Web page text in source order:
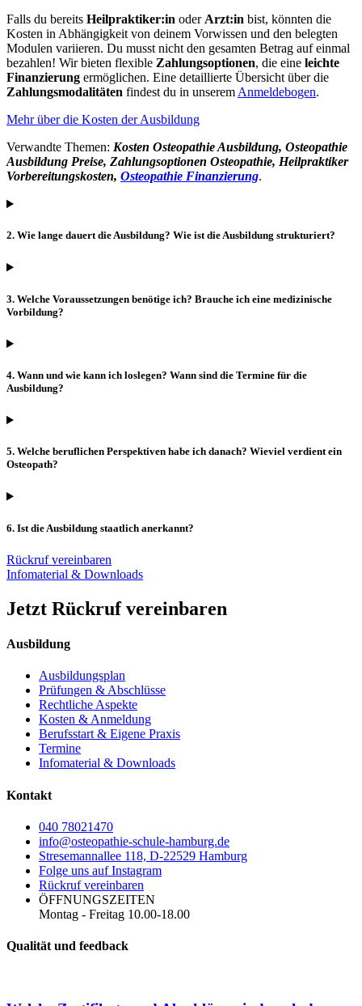
Falls du bereits Heilpraktiker:in oder Arzt:in bist, könnten die
Kosten in Abhängigkeit von deinem Vorwissen und den belegten
Modulen variieren. Du musst nicht den gesamten Betrag auf einmal
bezahlen! Wir bieten flexible Zahlungsoptionen, die eine leichte
Finanzierung ermöglichen. Eine detaillierte Übersicht über die
Zahlungsmodalitäten findest du in unserem Anmeldebogen.
Mehr über die Kosten der Ausbildung
Verwandte Themen: Kosten Osteopathie Ausbildung, Osteopathie
Ausbildung Preise, Zahlungsoptionen Osteopathie, Heilpraktiker
Vorbereitungskosten, Osteopathie Finanzierung.
2. Wie lange dauert die Ausbildung? Wie ist die Ausbildung strukturiert?
3. Welche Voraussetzungen benötige ich? Brauche ich eine medizinische
Vorbildung?
4. Wann und wie kann ich loslegen? Wann sind die Termine für die
Ausbildung?
5. Welche beruflichen Perspektiven habe ich danach? Wieviel verdient ein
Osteopath?
6. Ist die Ausbildung staatlich anerkannt?
Rückruf vereinbaren
Infomaterial & Downloads
Jetzt Rückruf vereinbaren
Ausbildung
Ausbildungsplan
Prüfungen & Abschlüsse
Rechtliche Aspekte
Kosten & Anmeldung
Berufsstart & Eigene Praxis
Termine
Infomaterial & Downloads
Kontakt
040 78021470
info@osteopathie-schule-hamburg.de
Stresemannallee 118, D-22529 Hamburg
Folge uns auf Instagram
Rückruf vereinbaren
ÖFFNUNGSZEITEN
Montag - Freitag 10.00-18.00
Qualität und feedback